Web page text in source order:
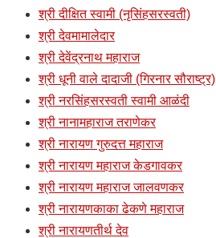
श्री दीक्षित स्वामी (नृसिंहसरस्वती)
श्री देवमामालेदार
श्री देवेंद्रनाथ महाराज
श्री धूनी वाले दादाजी (गिरनार सौराष्ट्र)
श्री नरसिंहसरस्वती स्वामी आळंदी
श्री नानामहाराज तराणेकर
श्री नारायण गुरुदत्त महाराज
श्री नारायण महाराज केडगावकर
श्री नारायण महाराज जालवणकर
श्री नारायणकाका ढेकणे महाराज
श्री नारायणतीर्थ देव